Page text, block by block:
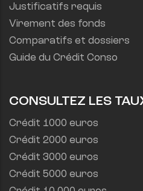
Justificatifs requis
Virement des fonds
Comparatifs et dossiers
Guide du Crédit Conso
CONSULTEZ LES
Crédit 1000 euros
Crédit 2000 euros
Crédit 3000 euros
Crédit 5000 euros